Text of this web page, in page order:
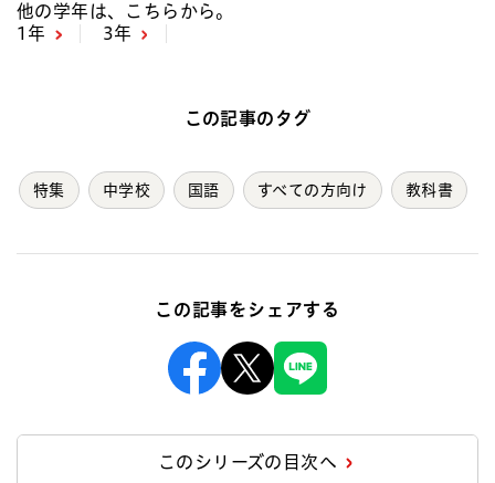
他の学年は、こちらから。
1年
3年
この記事のタグ
特集 中学校 国語 すべての方向け 教科書
この記事をシェアする
このシリーズの目次へ